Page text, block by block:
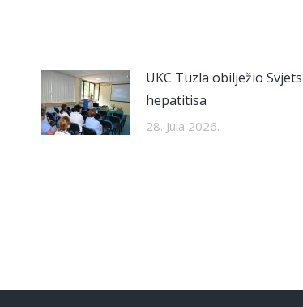
UKC Tuzla obilježio
hepatitisa
28. Jula 2026.